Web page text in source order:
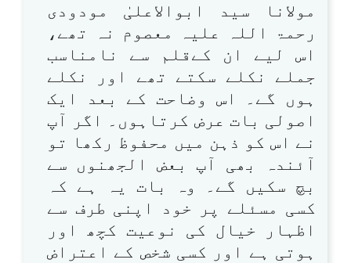
مولانا سید ابوالاعلیٰ مودودی
رحمۃ اللہ علیہ معصوم نہ تھے،
اس لیے ان کےقلم سے نامناسب
جملے نکلے سکتے تھے اور نکلے
ہوں گے۔ اس وضاحت کے بعد ایک
اصولی بات عرض کرتاہوں۔ اگر آپ
نے اس کو ذہن میں محفوظ رکھا تو
آئندہ بھی آپ بعض الجھنوں سے
بچ سکیں گے۔ وہ بات یہ ہے کہ
کسی مسئلے پر خود اپنی طرف سے
اظہار خیال کی نوعیت کچھ اور
ہوتی ہے اور کسی شخص کے اعتراض